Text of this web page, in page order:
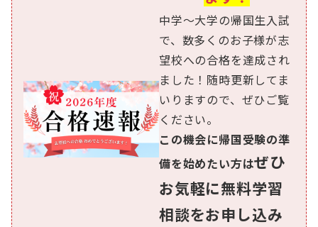
中学〜大学の帰国生入試
で、数多くのお子様が志
望校への合格を達成され
ました！随時更新してま
いりますので、ぜひご覧
ください。
この機会に帰国受験の準
備を始めたい方はぜひ
お気軽に無料学習
相談をお申し込み